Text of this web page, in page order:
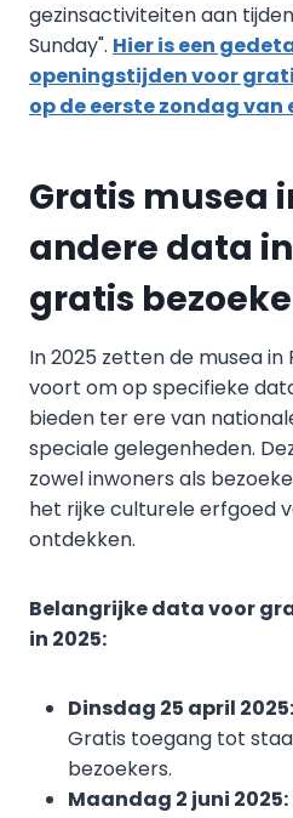
gezinsactiviteiten aan
Sunday". Hier is een
openingstijden voor
op de eerste zondag van
Gratis musea
andere data
gratis
In 2025 zetten de musea
voort om op specifieke
bieden ter ere van
speciale gelegenheden.
zowel inwoners als
het rijke culturele erfgoed
ontdekken.
Belangrijke data voor
in 2025:
Dinsdag 25 april 2025:
Gratis toegang tot
bezoekers.
Maandag 2 juni 2025: